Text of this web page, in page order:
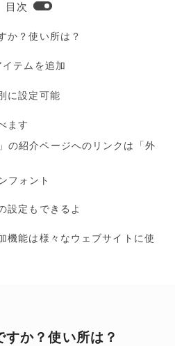
目次
か？使い所は？
テムを追加
に設定可能
ます
の紹介ページへのリンクは「外
フォント
設定もできるよ
機能は様々なウェブサイトに使
すか？使い所は？